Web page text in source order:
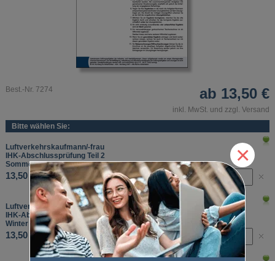
Best.-Nr. 7274 ab 13,50 €
inkl. MwSt. und zzgl. Versand
Bitte wählen Sie:
Luftverkehrskaufmann/-frau
IHK-Abschlussprüfung Teil 2
Sommer 2025
13,50 €
Luftverkehrskaufmann/-frau
IHK-Abschlussprüfung Teil 2
Winter 2025/2026
13,50 €
×